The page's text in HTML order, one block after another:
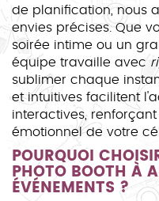
de planification, nous
envies précises. Que
soirée intime ou un
équipe travaille avec
sublimer chaque
et intuitives facilitent
interactives,
émotionnel de votre
POURQUOI
PHOTO BOOTH À
ÉVÉNEMENTS ?